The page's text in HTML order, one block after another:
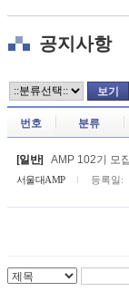
공지사항
번호 분류
[일반] AMP 102기 모
서울대AMP 등록일: